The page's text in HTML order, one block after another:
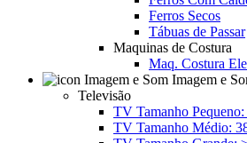
Ferros Secos
Tábuas de Passar
Maquinas de Costura
Maq. Costura
Imagem e
Televisão
TV Tamanho
TV Tamanho Médio: